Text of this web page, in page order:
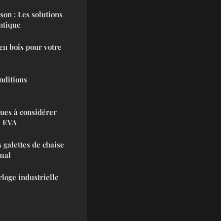
: Les solutions
bois pour votre
à considérer
galettes de chaise
industrielle